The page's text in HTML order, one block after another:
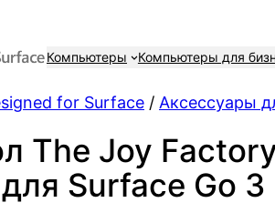
Компьютеры Компьютеры для
for Surface / Аксессуары
The Joy
Surface Go 3